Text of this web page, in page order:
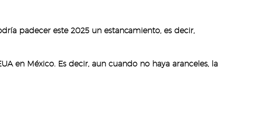
padecer este 2025 un estancamiento, es decir,
en México. Es decir, aun cuando no haya aranceles, la